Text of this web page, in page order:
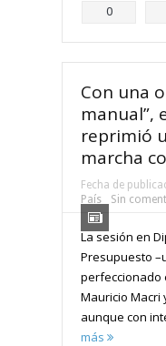
Compartir
0
Con una
manual”,
reprimió
marcha
Fecha de
País
Sin
La sesión en
Presupuesto
perfeccionado
Mauricio Macri
aunque con
más